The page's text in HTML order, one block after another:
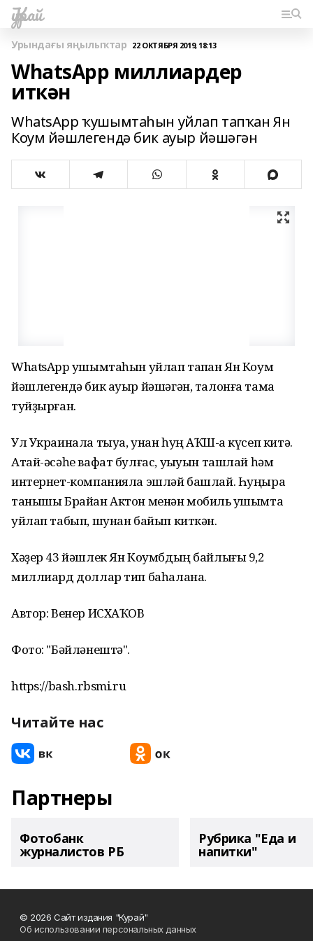
Ҡурай
Урындағы яңылыҡтар 22 ОКТЯБРЯ 2019, 18:13
WhatsApp миллиардер
иткән
WhatsApp ҡушымтаһын уйлап тапҡан Ян
Коум йәшлегендә бик ауыр йәшәгән
WhatsApp ҡушымтаһын уйлап тапҡан Ян Коум
йәшлегендә бик ауыр йәшәгән, талонға тамаҡ
туйҙырған.
Ул Украинала тыуа, унан һуң АҠШ-ҡа күсеп китә.
Атай-әсәһе вафат булғас, уҡыуын ташлай һәм
интернет-компанияла эшләй башлай. Һуңыраҡ
танышы Брайан Актон менән мобиль ҡушымта
уйлап табып, шунан байып киткән.
Хәҙер 43 йәшлек Ян Коумбдың байлығы 9,2
миллиард доллар тип баһалана.
Автор: Венер ИСХАҠОВ
Фото: "Бәйләнештә".
https://bash.rbsmi.ru
Читайте нас
Партнеры
Фотобанк
журналистов РБ
Рубрика "Еда и
напитки"
© 2026 Сайт издания "Курай"
Об использовании персональных данных